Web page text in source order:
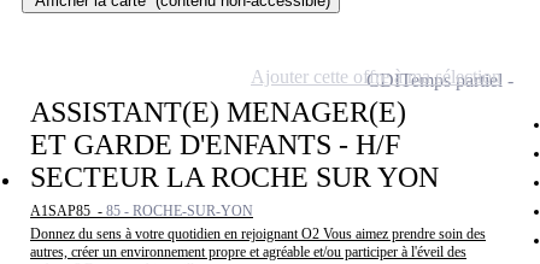
ASSISTANT(E) MENAGER(E)
ET GARDE D'ENFANTS - H/F
SECTEUR LA ROCHE SUR YON
A1SAP85 - 85 - ROCHE-SUR-YON
Donnez du sens à votre quotidien en rejoignant O2 Vous aimez prendre soin des
autres, créer un environnement propre et agréable et/ou participer à l'éveil des
CDITemps partiel
Ajouter cette offre à ma sélection